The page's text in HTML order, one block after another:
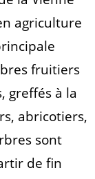
agriculture
fruitiers
greffés à la
abricotiers,
sont
de fin